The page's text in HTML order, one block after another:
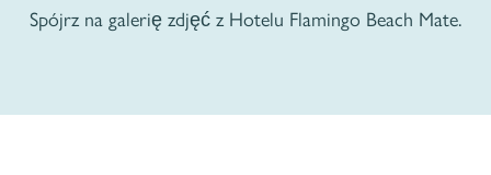
Spójrz na galerię zdjęć z Hotelu Flamingo Beach Mate.